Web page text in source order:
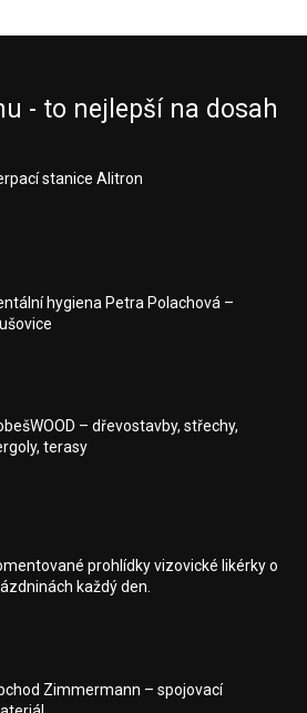
- to nejlepší na dosah
stanice Alitron
hygiena Petra Polachová –
– dřevostavby, střechy,
terasy
prohlídky vizovické likérky o
každý den.
Zimmermann – spojovací